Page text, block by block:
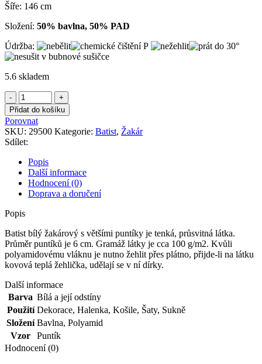
Šíře: 146 cm
Složení: 50% bavlna, 50% PAD
Údržba:
5.6 skladem
Batist
bílý
žakárový
s
většími
puntíky
množství
Přidat do košíku
Porovnat
SKU: 29500 Kategorie: Batist, Žakár
Sdílet:
Popis
Další informace
Hodnocení (0)
Doprava a doručení
Popis
Batist bílý žakárový s většími puntíky je tenká, průsvitná látka.
Průměr puntíků je 6 cm. Gramáž látky je cca 100 g/m2. Kvůli
polyamidovému vláknu je nutno žehlit přes plátno, přijde-li na látku
kovová teplá žehlička, udělají se v ní dírky.
Další informace
Barva Bílá a její odstíny
Použití Dekorace, Halenka, Košile, Šaty, Sukně
Složení Bavlna, Polyamid
Vzor
Puntík
Hodnocení (0)